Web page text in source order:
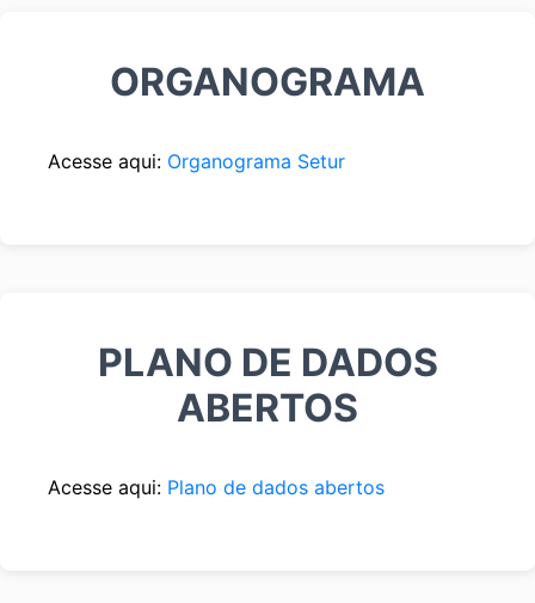
ORGANOGRAMA
Acesse aqui: Organograma Setur
PLANO DE DADOS
ABERTOS
Acesse aqui: Plano de dados abertos